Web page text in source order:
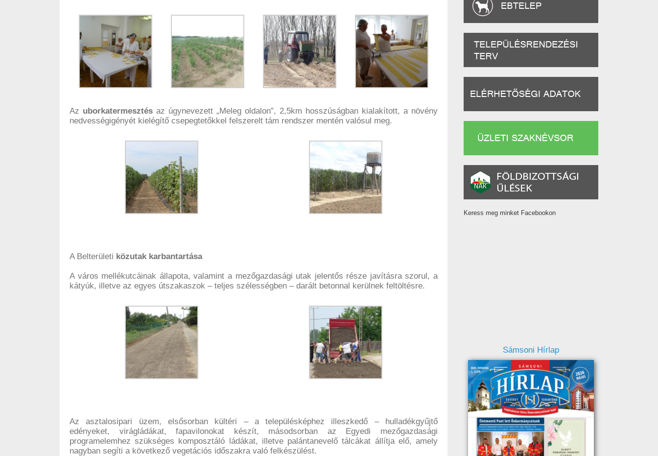
Az uborkatermesztés az úgynevezett „Meleg oldalon”, 2,5km hosszúságban kialakított, a növény
nedvességigényét kielégítő csepegtetőkkel felszerelt tám rendszer mentén valósul meg.
A Belterületi közutak karbantartása
A város mellékutcáinak állapota, valamint a mezőgazdasági utak jelentős része javításra szorul, a
kátyúk, illetve az egyes útszakaszok – teljes szélességben – darált betonnal kerülnek feltöltésre.
Az asztalosipari üzem, elsősorban kültéri – a településképhez illeszkedő – hulladékgyűjtő
edényeket, virágládákat, fapavilonokat készít, másodsorban az Egyedi mezőgazdasági
programelemhez szükséges komposztáló ládákat, illetve palántanevelő tálcákat állítja elő, amely
nagyban segíti a következő vegetációs időszakra való felkészülést.
Keress meg minket Facebookon
Sámsoni Hírlap